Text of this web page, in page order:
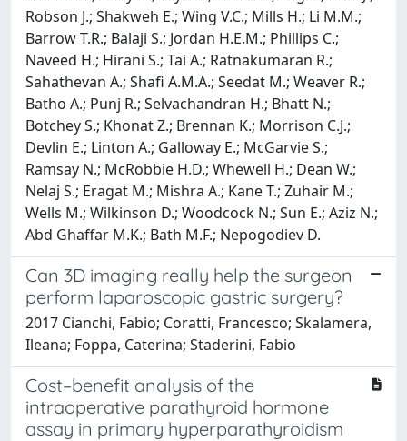
Can 3D imaging really help the surgeon
perform laparoscopic gastric surgery?
2017 Cianchi, Fabio; Coratti, Francesco; Skalamera,
Ileana; Foppa, Caterina; Staderini, Fabio
Cost–benefit analysis of the
intraoperative parathyroid hormone
assay in primary hyperparathyroidism